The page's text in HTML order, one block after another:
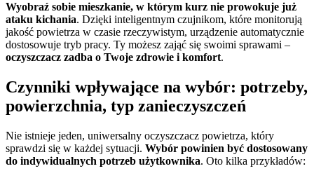
Wyobraź sobie mieszkanie, w którym kurz nie prowokuje już
ataku kichania. Dzięki inteligentnym czujnikom, które monitorują
jakość powietrza w czasie rzeczywistym, urządzenie automatycznie
dostosowuje tryb pracy. Ty możesz zająć się swoimi sprawami –
oczyszczacz zadba o Twoje zdrowie i komfort.
Czynniki wpływające na wybór: potrzeby,
powierzchnia, typ zanieczyszczeń
Nie istnieje jeden, uniwersalny oczyszczacz powietrza, który
sprawdzi się w każdej sytuacji. Wybór powinien być dostosowany
do indywidualnych potrzeb użytkownika. Oto kilka przykładów: